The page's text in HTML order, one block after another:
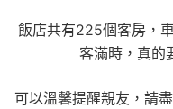
飯店共有225個客房，
客滿時，真的
可以溫馨提醒親友，請